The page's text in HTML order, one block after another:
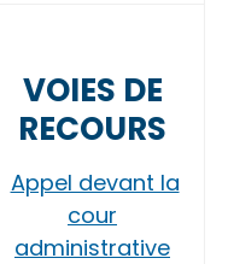
VOIES DE
RECOURS
Appel devant la
cour
administrative